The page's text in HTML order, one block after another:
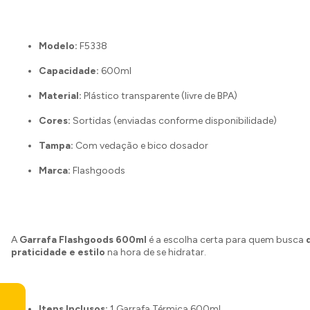
Modelo: F5338
Capacidade: 600ml
Material: Plástico transparente (livre de BPA)
Cores: Sortidas (enviadas conforme disponibilidade)
Tampa: Com vedação e bico dosador
Marca: Flashgoods
A Garrafa Flashgoods 600ml é a escolha certa para quem busca
praticidade e estilo na hora de se hidratar.